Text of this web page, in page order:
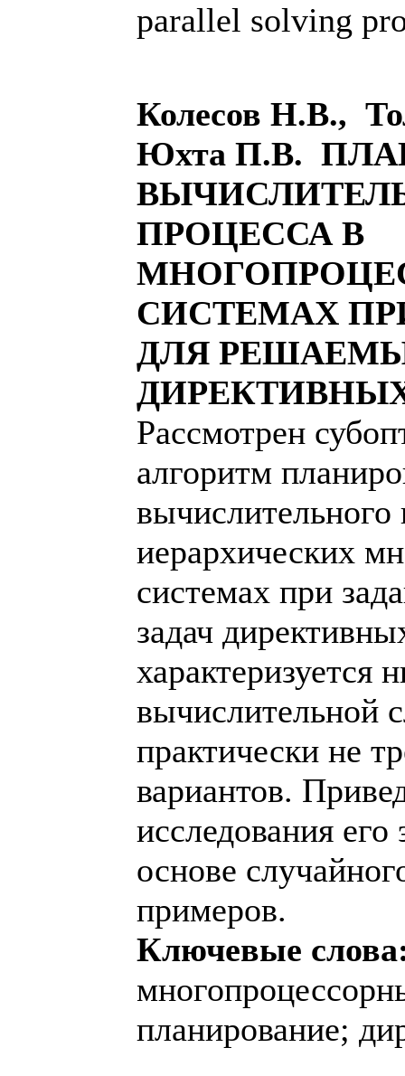
parallel solving
Колесов Н.В.,
Юхта П.В.
ПРОЦЕССА В
СИСТЕМАХ
ДЛЯ
Рассмотрен
алгоритм
вычислительного
иерархических
системах при
задач
характеризуется
вычислительной
практически не
вариантов.
исследования
основе
примеров.
Ключевые
планирование;